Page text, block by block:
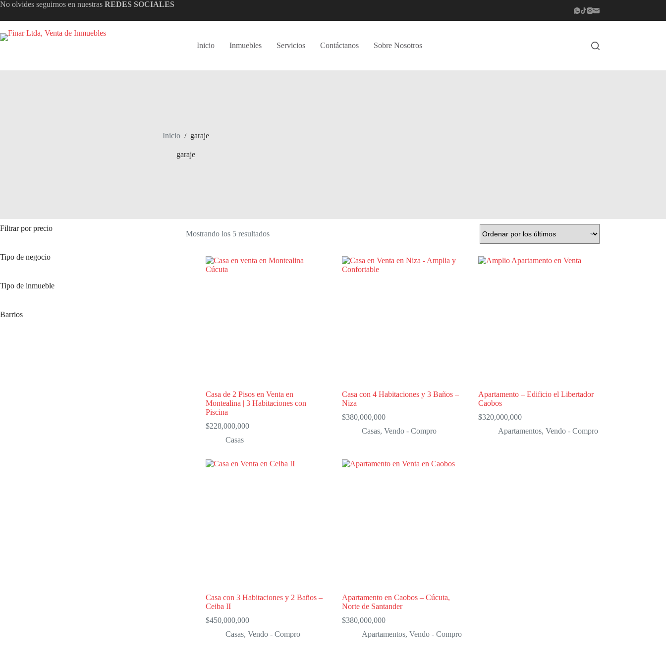
Saltar
contenido
No olvides seguirnos en nuestras REDES SOCIALES
Inicio Inmuebles Servicios Contáctanos Sobre Nosotros
Inicio / garaje
garaje
Mostrando los 5 resultadosOrdenado
últimos
Casa de 2 Pisos en Venta en
Montealina | 3 Habitaciones con
Piscina
$228,000,000
Casas
Casa con 4 Habitaciones y 3 Baños –
Niza
$380,000,000
Casas, Vendo - Compro
Apartamento – Edificio el Libertador
Caobos
$320,000,000
Apartamentos, Vendo - Compro
Casa con 3 Habitaciones y 2 Baños –
Ceiba II
$450,000,000
Casas, Vendo - Compro
Apartamento en Caobos – Cúcuta,
Norte de Santander
$380,000,000
Apartamentos, Vendo - Compro
Filtrar por precio
Tipo de negocio
Tipo de inmueble
Barrios